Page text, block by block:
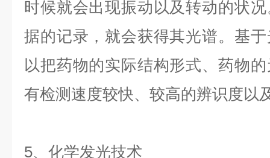
时候就会出现振动以及转动的状
据的记录，就会获得其光谱。基
以把药物的实际结构形式、药物
有检测速度较快、较高的辨识度以
5、化学发光技术